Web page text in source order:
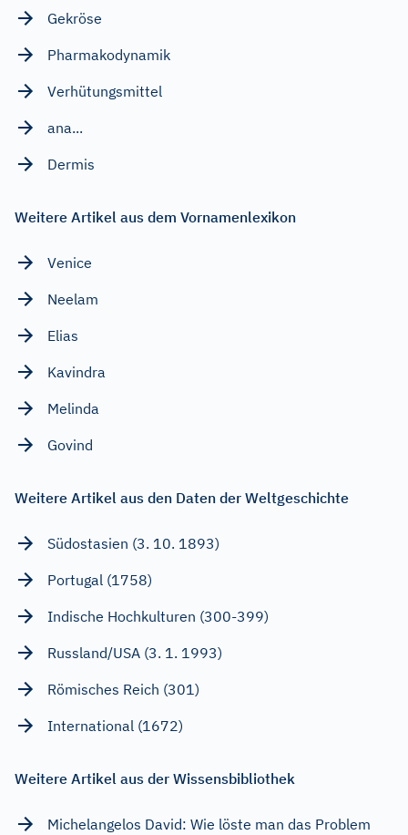
Gekröse
Pharmakodynamik
Verhütungsmittel
ana...
Dermis
Weitere Artikel aus dem Vornamenlexikon
Venice
Neelam
Elias
Kavindra
Melinda
Govind
Weitere Artikel aus den Daten der Weltgeschichte
Südostasien (3. 10. 1893)
Portugal (1758)
Indische Hochkulturen (300-399)
Russland/USA (3. 1. 1993)
Römisches Reich (301)
International (1672)
Weitere Artikel aus der Wissensbibliothek
Michelangelos David: Wie löste man das Problem